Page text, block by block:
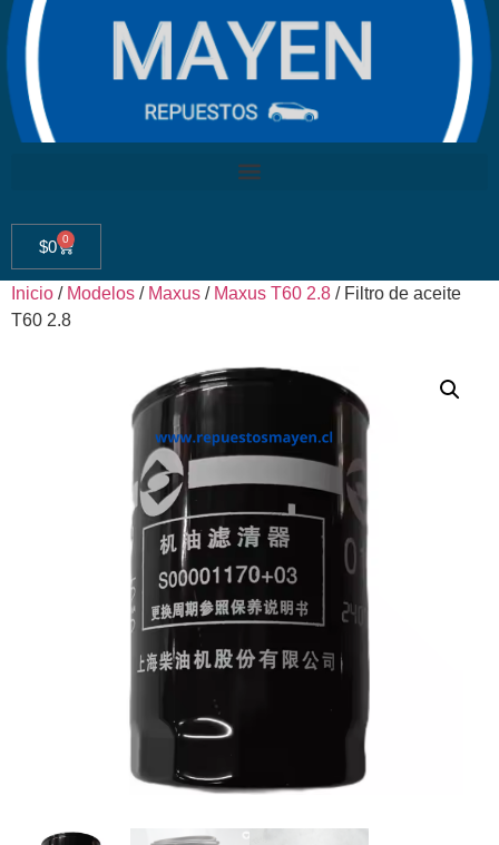
$0 0
Inicio / Modelos / Maxus / Maxus T60 2.8 / Filtro de aceite
T60 2.8